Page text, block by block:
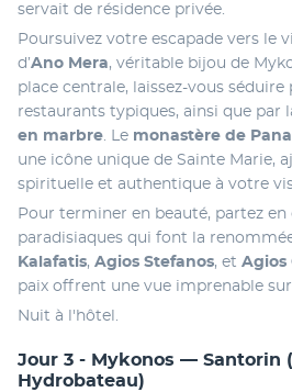
servait de résidence privée.
Poursuivez votre escapade vers le
d’Ano Mera, véritable bijou de
place centrale, laissez-vous séduire
restaurants typiques, ainsi que par
en marbre. Le monastère de
une icône unique de Sainte Marie,
spirituelle et authentique à votre
Pour terminer en beauté, partez
Kalafatis, Agios Stefanos, et Agios
paix offrent une vue imprenable sur
Nuit à l'hôtel.
Jour 3 - Mykonos — Santorin
Hydrobateau)